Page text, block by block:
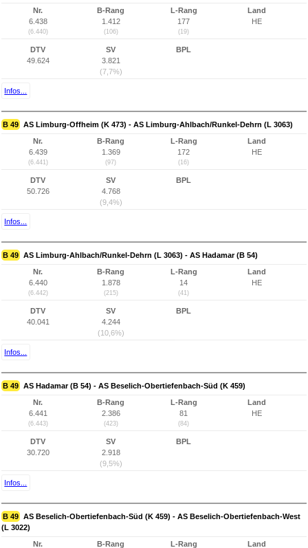
Nr.
6.438
(6.440)
B-Rang
1.412
(106)
L-Rang
177
(19)
Land
HE
DTV
49.624
SV
3.821
(7,7%)
BPL
Infos...
B 49 AS Limburg-Offheim (K 473) - AS Limburg-Ahlbach/Runkel-Dehrn (L 3063)
Nr.
6.439
(6.441)
B-Rang
1.369
(97)
L-Rang
172
(16)
Land
HE
DTV
50.726
SV
4.768
(9,4%)
BPL
Infos...
B 49 AS Limburg-Ahlbach/Runkel-Dehrn (L 3063) - AS Hadamar (B 54)
Nr.
6.440
(6.442)
B-Rang
1.878
(215)
L-Rang
14
(41)
Land
HE
DTV
40.041
SV
4.244
(10,6%)
BPL
Infos...
B 49 AS Hadamar (B 54) - AS Beselich-Obertiefenbach-Süd (K 459)
Nr.
6.441
(6.443)
B-Rang
2.386
(423)
L-Rang
81
(84)
Land
HE
DTV
30.720
SV
2.918
(9,5%)
BPL
Infos...
B 49 AS Beselich-Obertiefenbach-Süd (K 459) - AS Beselich-Obertiefenbach-West
(L 3022)
Nr. B-Rang L-Rang Land